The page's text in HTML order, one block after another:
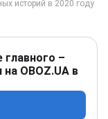
главного –
OBOZ.UA в